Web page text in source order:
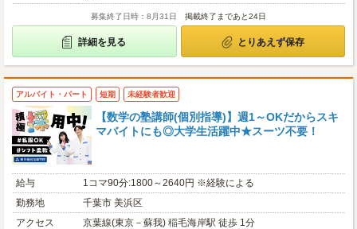
募集終了日時：8月31日 掲載終了まであと24日
詳細を見る とりあえず保存
アルバイト・パート 短期 未経験者歓迎
【数学の塾講師(個別指導)】週1～OKだからスキ
マバイトにも◎大学生活躍中★スーツ不要！
給与
1コマ90分:1800～2640円 ※経験による
勤務地
千葉市 美浜区
アクセス
京葉線(東京－蘇我) 稲毛海岸駅 徒歩 1分